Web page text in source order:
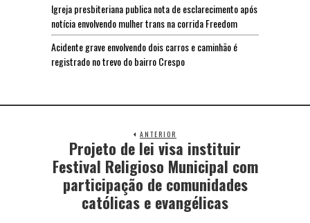
Igreja presbiteriana publica nota de esclarecimento após
notícia envolvendo mulher trans na corrida Freedom
Acidente grave envolvendo dois carros e caminhão é
registrado no trevo do bairro Crespo
ANTERIOR
Projeto de lei visa instituir
Festival Religioso Municipal com
participação de comunidades
católicas e evangélicas